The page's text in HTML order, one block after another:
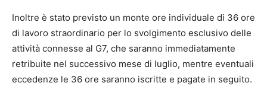
Inoltre è stato previsto un monte ore individuale di 36 ore
di lavoro straordinario per lo svolgimento esclusivo delle
attività connesse al G7, che saranno immediatamente
retribuite nel successivo mese di luglio, mentre eventuali
eccedenze le 36 ore saranno iscritte e pagate in seguito.